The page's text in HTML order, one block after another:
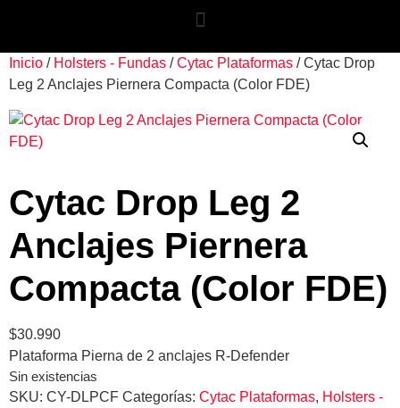
Inicio / Holsters - Fundas /Cytac Plataformas / Cytac Drop
Leg 2 Anclajes Piernera Compacta (Color FDE)
Cytac Drop Leg 2
Anclajes Piernera
Compacta (Color FDE)
$30.990
Plataforma Pierna de 2 anclajes R-Defender
Sin existencias
SKU: CY-DLPCF Categorías: Cytac Plataformas, Holsters -